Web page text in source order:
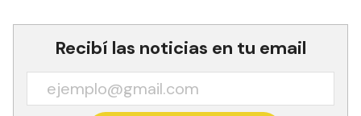
Recibí las noticias en tu email